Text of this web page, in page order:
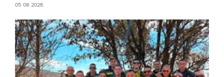
05. 08. 2026.